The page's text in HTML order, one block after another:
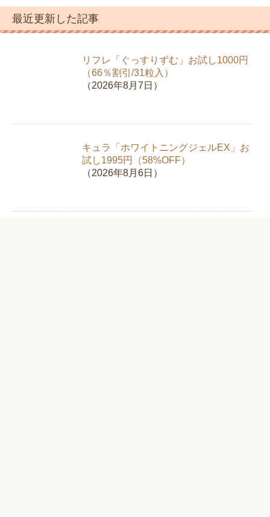
ゴ
リ
ー
最近更新した記事
リフレ「ぐっすりずむ」お試し1000円
（66％割引/31粒入）
（2026年8月7日）
キュラ「ホワイトニングジェルEX」お
試し1995円（58%OFF）
（2026年8月6日）